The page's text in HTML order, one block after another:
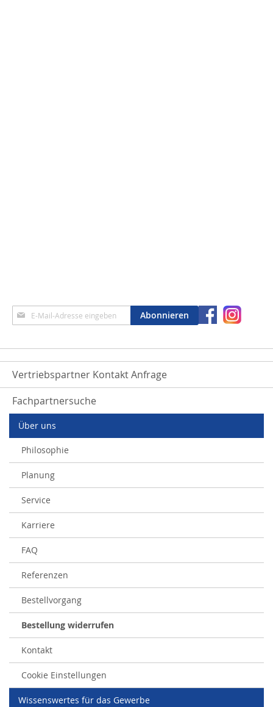
Anmeldung
zum
Abonnieren
Vertriebspartner Kontakt Anfrage
Fachpartnersuche
Über uns
Philosophie
Planung
Service
Karriere
FAQ
Referenzen
Bestellvorgang
Bestellung widerrufen
Kontakt
Cookie Einstellungen
Wissenswertes für das Gewerbe